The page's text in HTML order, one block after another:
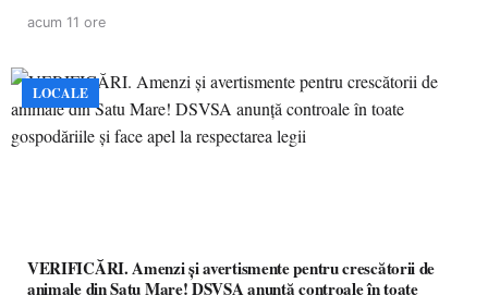
acum 11 ore
LOCALE
VERIFICĂRI. Amenzi și avertismente pentru crescătorii de
animale din Satu Mare! DSVSA anunță controale în toate